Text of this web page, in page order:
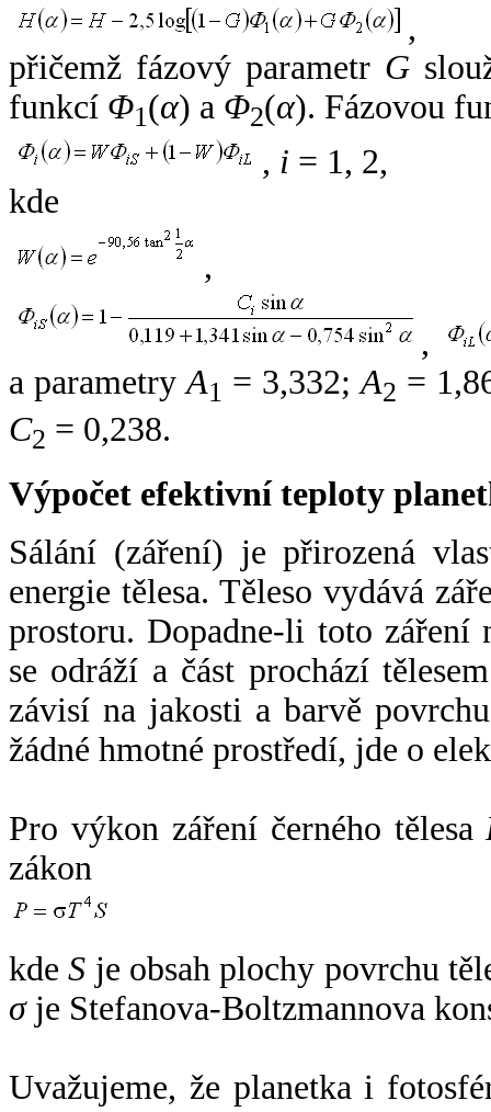
,
přičemž fázový parametr G
funkcí Φ1(α) a Φ2(α). Fázovou
, i = 1, 2,
kde
,
,
a parametryA1 = 3,332;A2 =
C2 = 0,238.
Výpočet efektivní teploty
Sálání (záření) je přirozená
energie tělesa. Těleso vydává
prostoru. Dopadne-li toto záření
se odráží a část prochází
závisí na jakosti a barvě
žádné hmotné prostředí, jde o
Pro výkon záření černého tělesa
zákon
kdeS je obsah plochy povrchu
σje Stefanova-Boltzmannova
Uvažujeme, že planetka i